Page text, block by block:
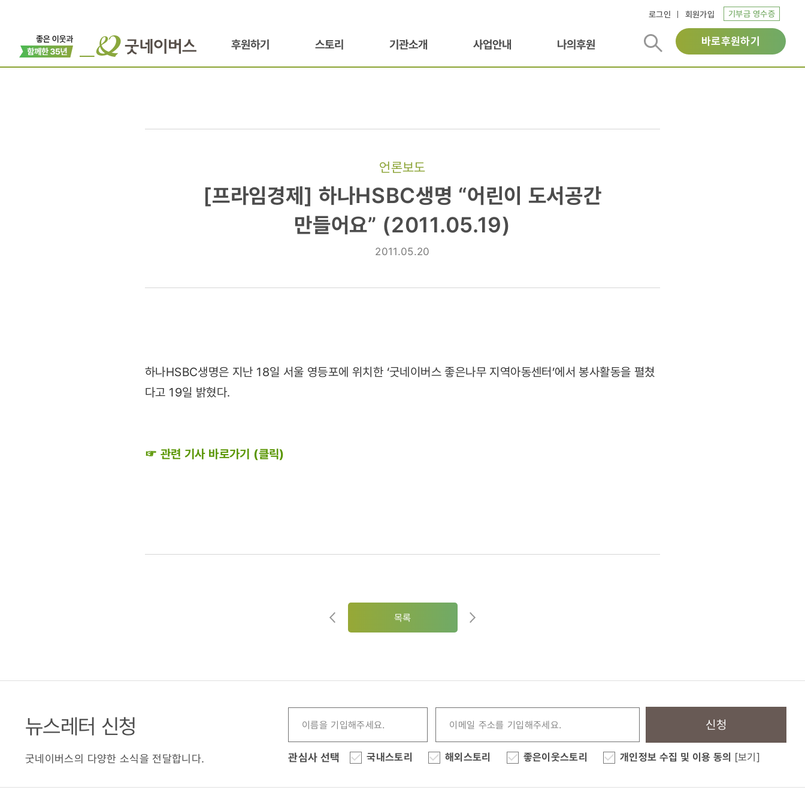
로그인 회원가입 기부금 영수증
후원하기 스토리 기관소개 사업안내 나의후원 바로후원하기
언론보도
[프라임경제]
하나HSBC생명
도서공간
[프라임경제] 하나HSBC생명 “어린이 도서공간
만들어요” (2011.05.19)
2011.05.20
하나HSBC생명은 지난 18일 서울 영등포에 위치한 ‘굿네이버스 좋은나무 지역아동센터’에서 봉사활동을 펼쳤
다고 19일 밝혔다.
☞ 관련 기사 바로가기 (클릭)
목록
뉴스레터 신청
굿네이버스의 다양한 소식을 전달합니다.
신청
관심사 선택 국내스토리 해외스토리 좋은이웃스토리 개인정보 수집 및 이용 동의 [보기]